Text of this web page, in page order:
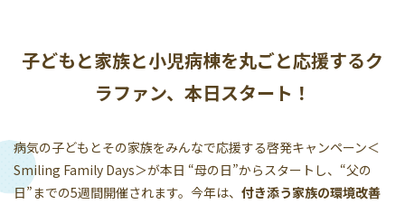
子どもと家族と小児病棟を丸ごと応援するク
ラファン、本日スタート！
病気の子どもとその家族をみんなで応援する啓発キャンペーン＜
Smiling Family Days＞が本日 “母の日”からスタートし、“父の
日”までの5週間開催されます。今年は、 付き添う家族の環境改善